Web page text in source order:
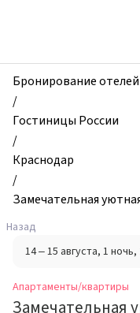
и
квартиры,
уютная
квартирка
шикарными
видовыми
Краснодар,
Россия
Бронирование отелей
/
Гостиницы России
/
Краснодар
/
Замечательная
Назад
14 – 15 августа, 1 ночь,
Апартаменты/квартиры
Замечательная